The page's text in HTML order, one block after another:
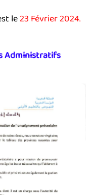
le23 Février 2024.
Administratifs